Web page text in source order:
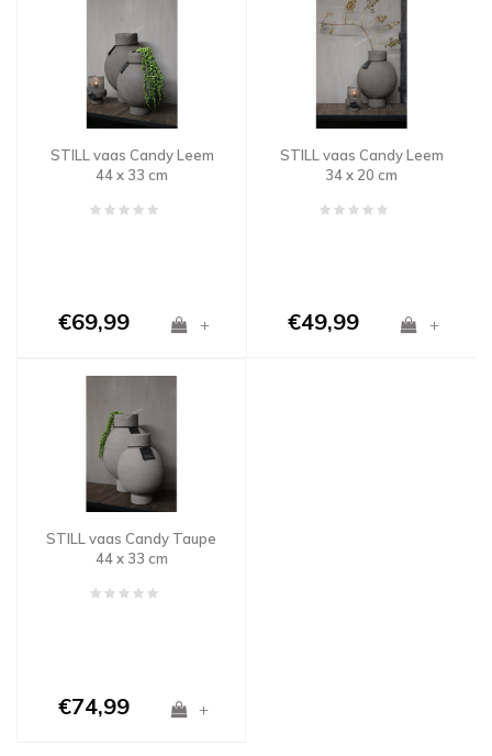
STILL vaas Candy Leem
44 x 33 cm
€69,99 +
STILL vaas Candy Leem
34 x 20 cm
€49,99 +
STILL vaas Candy Taupe
44 x 33 cm
€74,99 +